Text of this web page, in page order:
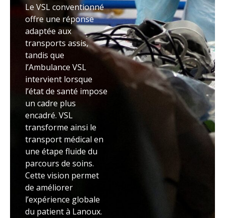
Le VSL conventionné
offre une réponse
adaptée aux
transports assis,
tandis que
l’Ambulance VSL
intervient lorsque
l’état de santé impose
un cadre plus
encadré. VSL
transforme ainsi le
transport médical en
une étape fluide du
parcours de soins.
Cette vision permet
de améliorer
l’expérience globale
du patient à Lanoux.